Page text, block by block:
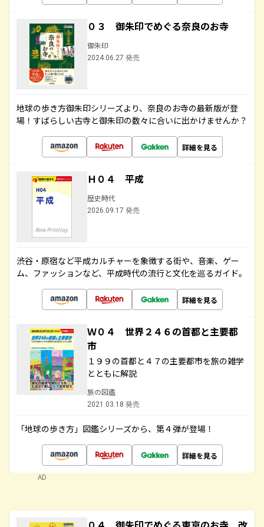
０３ 御朱印でめぐる奈良のお寺
御朱印
2024.06.27 発売
地球の歩き方御朱印シリーズより、奈良のお寺の最新版が登
場！すばらしい古寺と御朱印の数々に合いに出かけませんか？
詳細を見る
Ｈ０４ 平成
歴史時代
2026.09.17 発売
渋谷・原宿など平成カルチャーを象徴する街や、音楽、ゲー
ム、ファッションなど、平成時代の流行と文化を巡るガイド。
詳細を見る
Ｗ０４ 世界２４６の首都と主要都
市
１９９の首都と４７の主要都市を旅の雑学
とともに解説
旅の図鑑
2021.03.18 発売
「地球の歩き方」図鑑シリーズから、第４弾が登場！
詳細を見る
AD